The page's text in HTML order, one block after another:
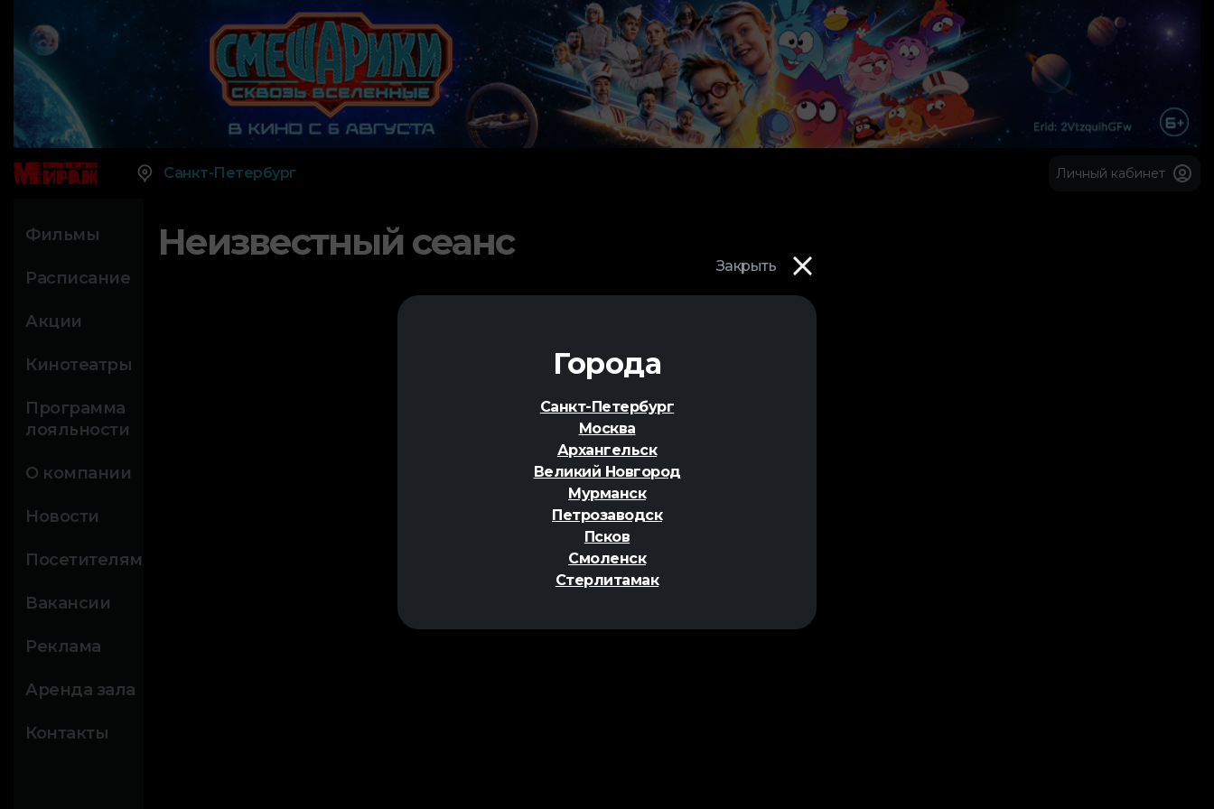
Закрыть
Города
Санкт-Петербург
Москва
Архангельск
Великий Новгород
Мурманск
Петрозаводск
Псков
Смоленск
Стерлитамак
Санкт-Петербург Личный кабинет
Фильмы
Расписание
Акции
Кинотеатры
Программа
лояльности
О компании
Новости
Посетителям
Вакансии
Реклама
Аренда зала
Контакты
Неизвестный сеанс